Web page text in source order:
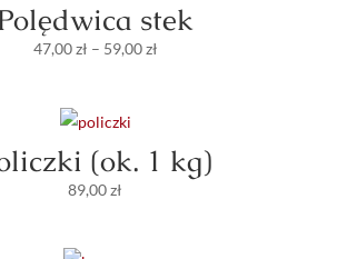
stek
47,00zł – 59,00złZakres
(ok. 1 kg)
89,00zł